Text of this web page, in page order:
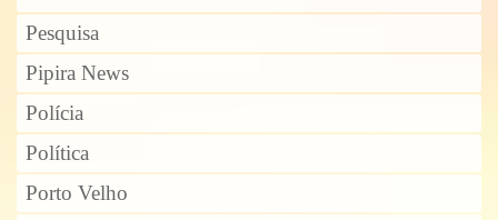
Pesquisa
Pipira News
Polícia
Política
Porto Velho